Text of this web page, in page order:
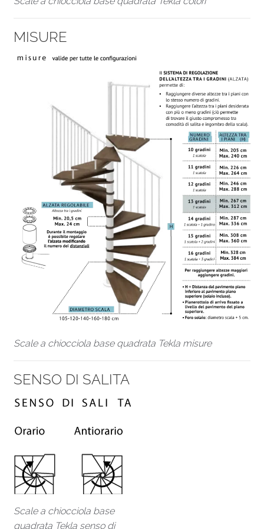
MISURE
Scale a chiocciola base quadrata Tekla misure
SENSO DI SALITA
Scale a chiocciola base
quadrata Tekla senso di